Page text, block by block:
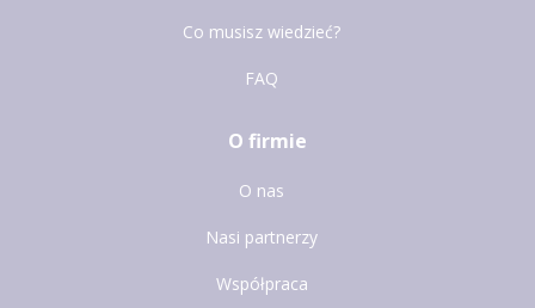
Co musisz wiedzieć?
FAQ
O firmie
O nas
Nasi partnerzy
Współpraca